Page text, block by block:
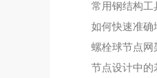
常用钢结构工
如何快速准确
螺栓球节点网
节点设计中的